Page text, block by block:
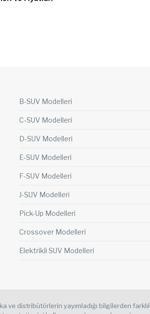
B-SUV Modelleri
C-SUV Modelleri
D-SUV Modelleri
E-SUV Modelleri
F-SUV Modelleri
J-SUV Modelleri
Pick-Up Modelleri
Crossover Modelleri
Elektrikli SUV Modelleri
ve distribütörlerin yayımladığı bilgilerden